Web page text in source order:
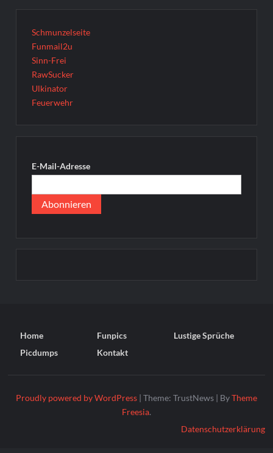
Schmunzelseite
Funmail2u
Sinn-Frei
RawSucker
Ulkinator
Feuerwehr
E-Mail-Adresse
Home Funpics
Lustige Sprüche
Picdumps
Kontakt
Proudly powered by WordPress | Theme: TrustNews | ByTheme
Freesia.
Datenschutzerklärung